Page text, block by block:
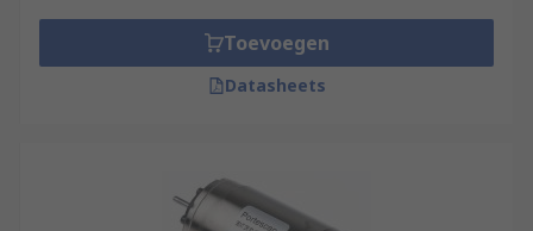
Toevoegen
Datasheets